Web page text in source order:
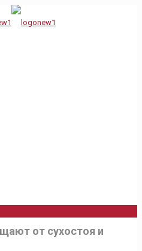
от сухостоя и